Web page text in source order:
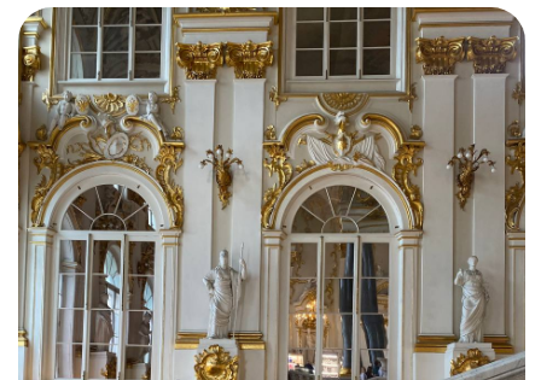
наборный паркет, на стенах красный
бархат, расшитый золотыми нитями. В нише
трон, а над ним — портрет императора
(вы точно узнали, какого). Под руку
правитель держит не супругу и не дочь,
а богиню мудрости Минерву. XVIII век —
эпоха аллегорий, так что это указывало
современникам на мудрость государя.